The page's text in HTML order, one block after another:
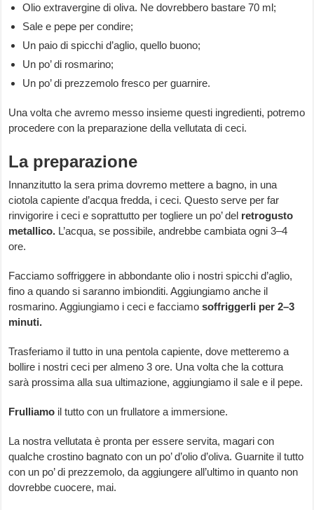
Olio extravergine di oliva. Ne dovrebbero bastare 70 ml;
Sale e pepe per condire;
Un paio di spicchi d’aglio, quello buono;
Un po’ di rosmarino;
Un po’ di prezzemolo fresco per guarnire.
Una volta che avremo messo insieme questi ingredienti, potremo
procedere con la preparazione della vellutata di ceci.
La preparazione
Innanzitutto la sera prima dovremo mettere a bagno, in una
ciotola capiente d’acqua fredda, i ceci. Questo serve per far
rinvigorire i ceci e soprattutto per togliere un po’ del retrogusto
metallico. L’acqua, se possibile, andrebbe cambiata ogni 3–4
ore.
Facciamo soffriggere in abbondante olio i nostri spicchi d’aglio,
fino a quando si saranno imbionditi. Aggiungiamo anche il
rosmarino. Aggiungiamo i ceci e facciamosoffriggerli per 2–3
minuti.
Trasferiamo il tutto in una pentola capiente, dove metteremo a
bollire i nostri ceci per almeno 3 ore. Una volta che la cottura
sarà prossima alla sua ultimazione, aggiungiamo il sale e il pepe.
Frulliamo il tutto con un frullatore a immersione.
La nostra vellutata è pronta per essere servita, magari con
qualche crostino bagnato con un po’ d’olio d’oliva. Guarnite il tutto
con un po’ di prezzemolo, da aggiungere all’ultimo in quanto non
dovrebbe cuocere, mai.